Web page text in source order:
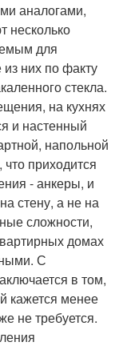
аналогами,
несколько
для
них по факту
стекла.
на кухнях
и настенный
напольной
приходится
- анкеры, и
стену, а не на
сложности,
домах
С
в том,
кажется менее
не требуется.